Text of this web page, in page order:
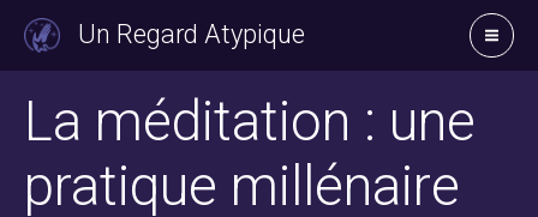
contenu
Un Regard Atypique
La méditation : une
pratique millénaire